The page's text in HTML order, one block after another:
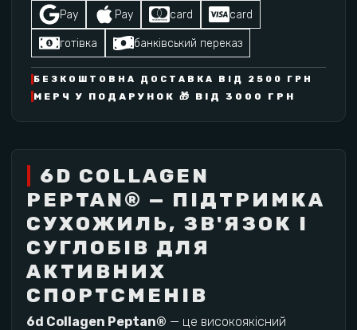
Pay Pay card card
готівка банківський переказ
БЕЗКОШТОВНА ДОСТАВКА ВІД 2500 ГРН
МЕРЧ У ПОДАРУНОК 🎁 ВІД 3000 ГРН
6D COLLAGEN
PEPTAN® — ПІДТРИМКА
СУХОЖИЛЬ, ЗВ'ЯЗОК І
СУГЛОБІВ ДЛЯ
АКТИВНИХ
СПОРТСМЕНІВ
6d Collagen Peptan® — це високоякісний